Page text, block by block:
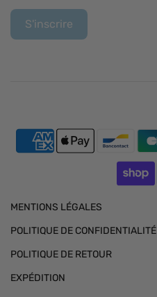
MENTIONS LÉGALES
POLITIQUE DE CONFIDENTIALITÉ
POLITIQUE DE RETOUR
EXPÉDITION